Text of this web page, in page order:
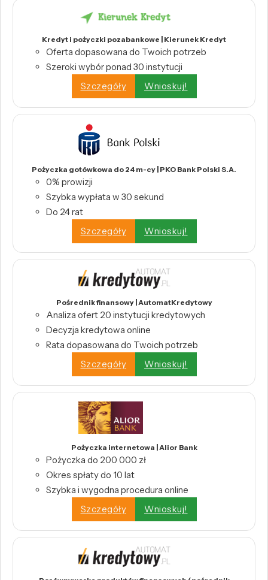
Kredyt i pożyczki pozabankowe | Kierunek Kredyt
Oferta dopasowana do Twoich potrzeb
Szeroki wybór ponad 30 instytucji
Szczegóły
Wnioskuj!
Pożyczka gotówkowa do 24 m-cy | PKO Bank Polski S.A.
0% prowizji
Szybka wypłata w 30 sekund
Do 24 rat
Szczegóły
Wnioskuj!
Pośrednik finansowy | AutomatKredytowy
Analiza ofert 20 instytucji kredytowych
Decyzja kredytowa online
Rata dopasowana do Twoich potrzeb
Szczegóły
Wnioskuj!
Pożyczka internetowa | Alior Bank
Pożyczka do 200 000 zł
Okres spłaty do 10 lat
Szybka i wygodna procedura online
Szczegóły
Wnioskuj!